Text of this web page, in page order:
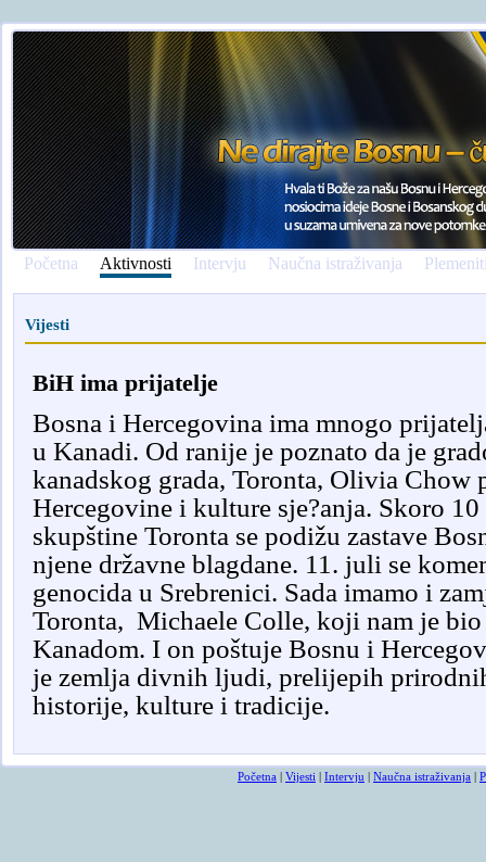
Početna Aktivnosti Intervju Naučna istraživanja
Vijesti
BiH ima prijatelje
Bosna i Hercegovina ima mnogo
u Kanadi. Od ranije je poznato da je
kanadskog grada, Toronta, Olivia Chow
Hercegovine i kulture sje?anja. Skoro
skupštine Toronta se podižu zastave
njene državne blagdane. 11. juli se
genocida u Srebrenici. Sada imamo i
Toronta, Michaele Colle, koji nam je
Kanadom. I on poštuje Bosnu i
je zemlja divnih ljudi, prelijepih
historije, kulture i tradicije.
Početna Vijesti Intervju Naučna istraživanja